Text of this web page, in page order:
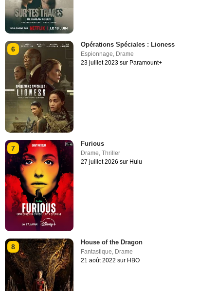
6
Opérations Spéciales : Lioness
Espionnage, Drame
23 juillet 2023 sur Paramount+
7
Furious
Drame ,Thriller
27 juillet 2026 sur Hulu
8
House of the Dragon
Fantastique, Drame
21 août 2022 sur HBO